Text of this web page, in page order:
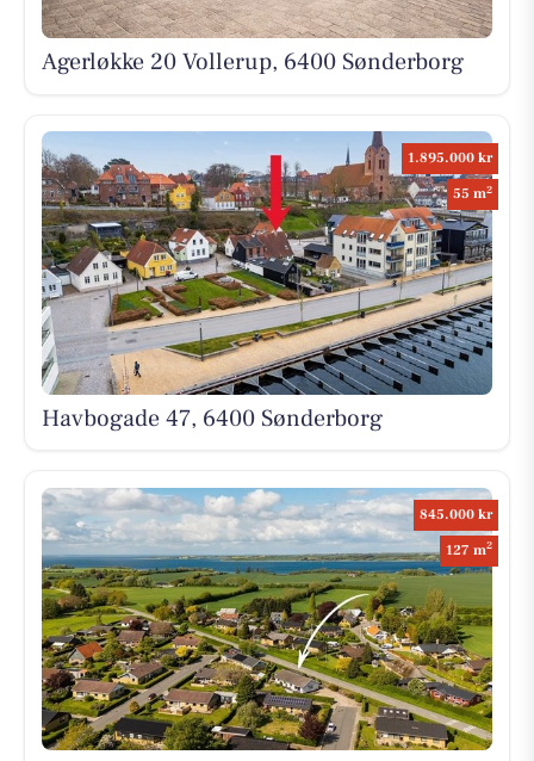
Agerløkke 20 Vollerup, 6400 Sønderborg
1.895.000 kr
55 m2
Havbogade 47, 6400 Sønderborg
845.000 kr
127 m2